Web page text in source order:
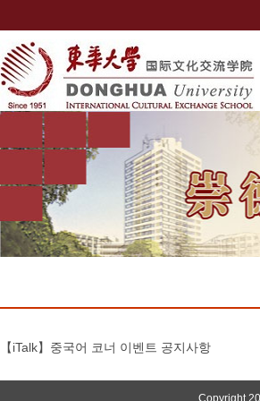
【iTalk】중국어 코너 이벤트 공지사항
Copyright